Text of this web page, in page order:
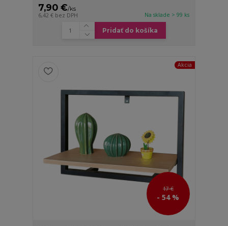
7,90 €/ks
6,42 € bez DPH Na sklade > 99 ks
Pridať do košíka
Akcia
17 €
- 54 %